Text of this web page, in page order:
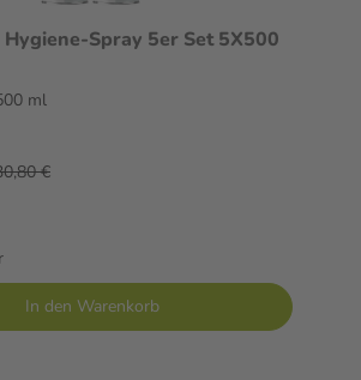
Hygiene-Spray 5er Set 5X500
ml
€
In den Warenkorb